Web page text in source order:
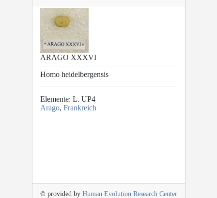
ARAGO XXXVI
Homo heidelbergensis
Elemente: L. UP4
Arago, Frankreich
© provided by Human Evolution Research Center